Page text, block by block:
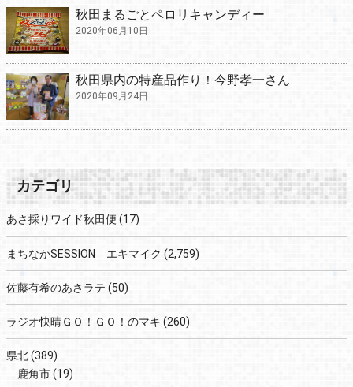
秋田まるごとペロリキャンディー
2020年06月10日
秋田県内の特産品作り！今野孝一さん
2020年09月24日
カテゴリ
あさ採りワイド秋田便 (17)
まちなかSESSION エキマイク (2,759)
佐藤有希のあさラテ (50)
ラジオ快晴ＧＯ！ＧＯ！のマキ (260)
県北(389)
鹿角市(19)